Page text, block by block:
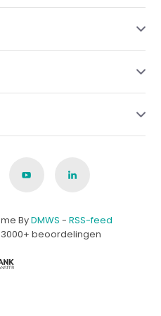
ByDMWS - RSS-feed
beoordelingen